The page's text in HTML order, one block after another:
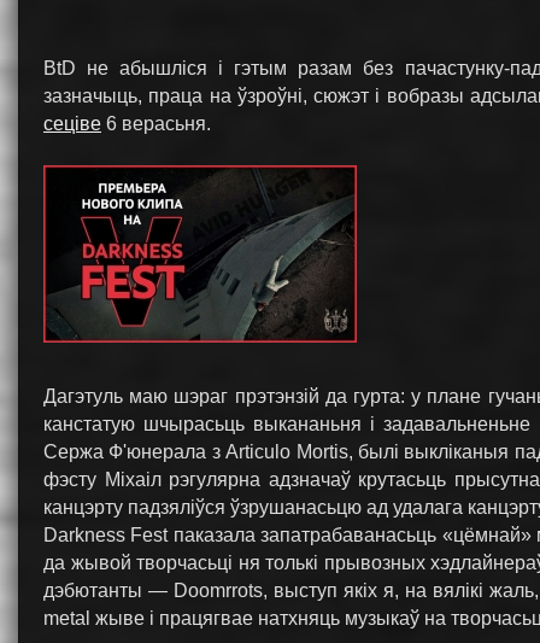
BtD не абышліся і гэтым разам без пачастунку-
зазначыць, праца на ўзроўні, сюжэт і вобразы
сеціве 6 верасьня.
Дагэтуль маю шэраг прэтэнзій да гурта: у плане
канстатую шчырасьць выкананьня і
Сержа Ф'юнерала з Articulo Mortis, былі выкліканыя
фэсту Міхаіл рэгулярна адзначаў крутасьць
канцэрту падзяліўся ўзрушанасьцю ад удалага
Darkness Fest паказала запатрабаванасьць «цёмнай»
да жывой творчасьці ня толькі прывозных
дэбютанты — Doomrrots, выступ якіх я, на вялікі
metal жыве і працягвае натхняць музыкаў на